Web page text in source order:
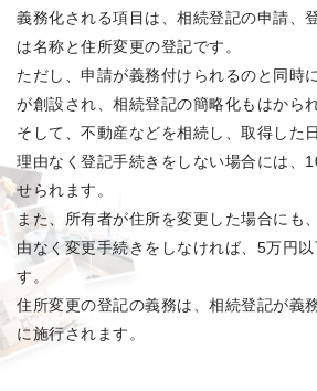
義務化される項目は、相続登記の申請、
は名称と住所変更の登記です。
ただし、申請が義務付けられるのと同時
が創設され、相続登記の簡略化もはかられ
そして、不動産などを相続し、取得した
理由なく登記手続きをしない場合には、
せられます。
また、所有者が住所を変更した場合にも
由なく変更手続きをしなければ、5万円
す。
住所変更の登記の義務は、相続登記が義
に施行されます。